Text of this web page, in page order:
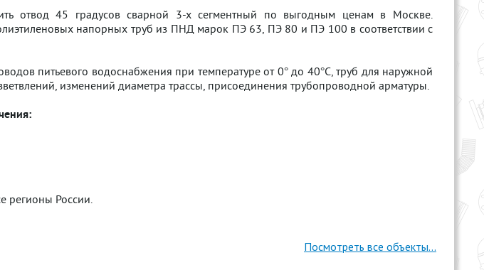
отвод 45 градусов сварной 3-х сегментный по выгодным ценам в Москве.
напорных труб из ПНД марок ПЭ 63, ПЭ 80 и ПЭ 100 в соответствии с
питьевого водоснабжения при температуре от 0° до 40°С, труб для наружной
изменений диаметра трассы, присоединения трубопроводной арматуры.
регионы России.
Посмотреть все объекты...